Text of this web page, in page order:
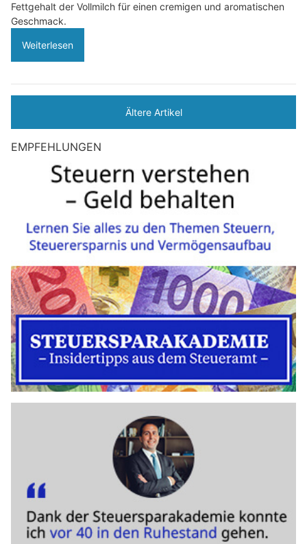
Fettgehalt der Vollmilch für einen cremigen und aromatischen
Geschmack.
Weiterlesen
Ältere Artikel
EMPFEHLUNGEN